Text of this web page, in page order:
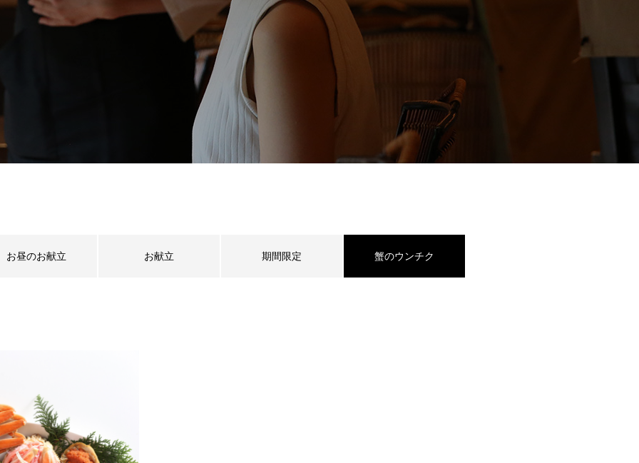
お昼のお献立 お献立 期間限定 蟹のウンチク